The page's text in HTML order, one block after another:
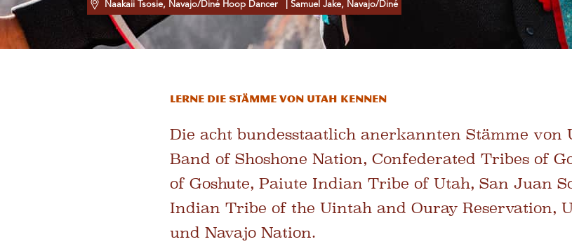
Naakaii Tsosie, Navajo/Diné Hoop Dancer | Samuel Jake, Navajo/Diné
Lerne die Stämme von Utah kennen
Die acht bundesstaatlich anerkannten Stämme von
Band of Shoshone Nation, Confederated Tribes of
of Goshute, Paiute Indian Tribe of Utah, San Juan
Indian Tribe of the Uintah and Ouray Reservation,
und Navajo Nation.